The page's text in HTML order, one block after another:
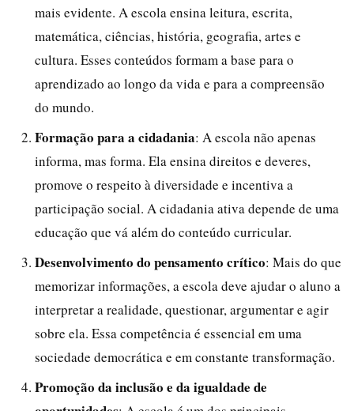
mais evidente. A escola ensina leitura, escrita,
matemática, ciências, história, geografia, artes e
cultura. Esses conteúdos formam a base para o
aprendizado ao longo da vida e para a compreensão
do mundo.
Formação para a cidadania: A escola não apenas
informa, mas forma. Ela ensina direitos e deveres,
promove o respeito à diversidade e incentiva a
participação social. A cidadania ativa depende de uma
educação que vá além do conteúdo curricular.
Desenvolvimento do pensamento crítico: Mais do que
memorizar informações, a escola deve ajudar o aluno a
interpretar a realidade, questionar, argumentar e agir
sobre ela. Essa competência é essencial em uma
sociedade democrática e em constante transformação.
Promoção da inclusão e da igualdade de